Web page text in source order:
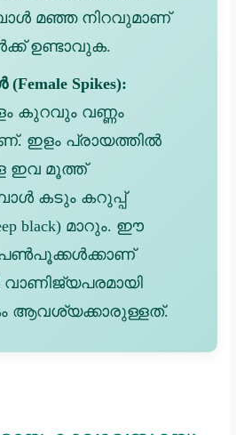
മഞ്ഞ നിറവുമാണ്
ഉണ്ടാവുക.
Spikes):
കുറവും വണ്ണം
ഇളം പ്രായത്തിൽ
ഇവ മൂത്ത്
കടും കറുപ്പ്
black) മാറും. ഈ
ആവശ്യക്കാരുള്ളത്.